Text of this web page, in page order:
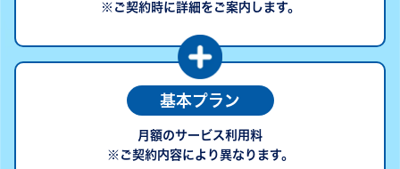
※ご契約時に詳細をご案内します。
基本プラン
月額のサービス利用料
※ご契約内容により異なります。